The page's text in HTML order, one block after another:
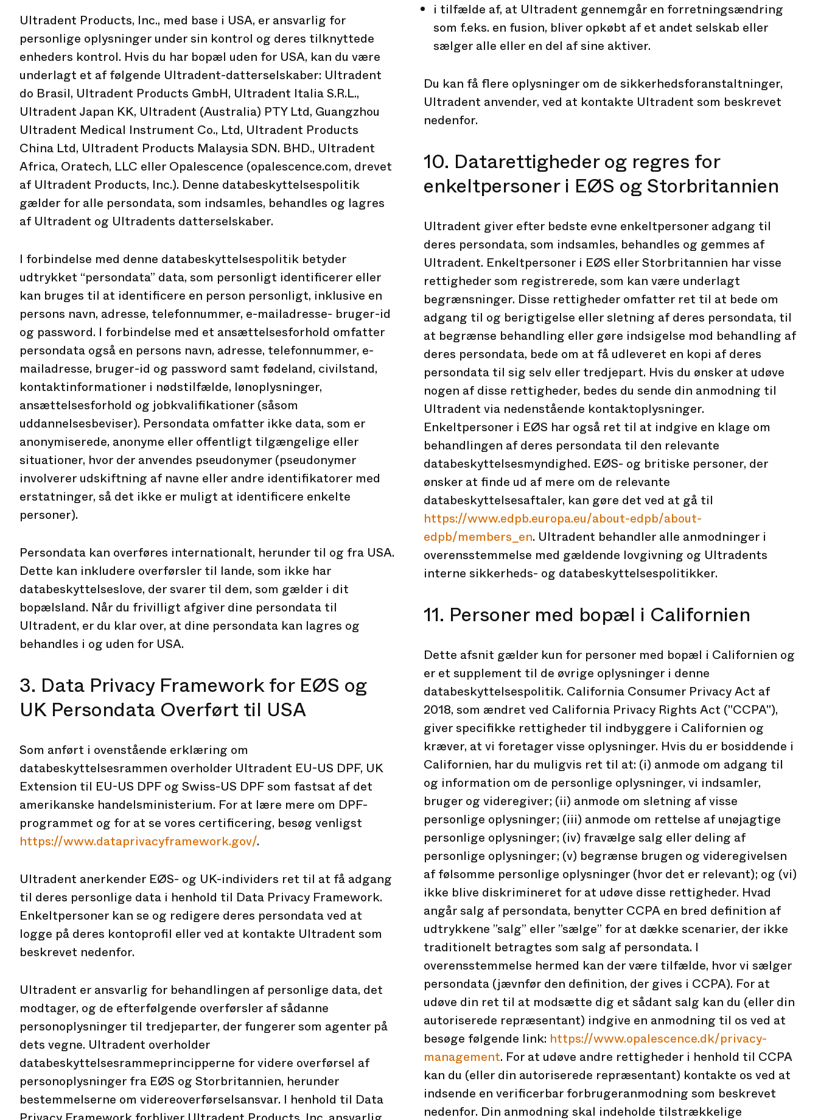
Ultradent Products, Inc., med base i USA, er ansvarlig for
personlige oplysninger under sin kontrol og deres tilknyttede
enheders kontrol. Hvis du har bopæl uden for USA, kan du være
underlagt et af følgende Ultradent-datterselskaber: Ultradent
do Brasil, Ultradent Products GmbH, Ultradent Italia S.R.L.,
Ultradent Japan KK, Ultradent (Australia) PTY Ltd, Guangzhou
Ultradent Medical Instrument Co., Ltd, Ultradent Products
China Ltd, Ultradent Products Malaysia SDN. BHD., Ultradent
Africa, Oratech, LLC eller Opalescence (opalescence.com, drevet
af Ultradent Products, Inc.). Denne databeskyttelsespolitik
gælder for alle persondata, som indsamles, behandles og lagres
af Ultradent og Ultradents datterselskaber.
I forbindelse med denne databeskyttelsespolitik betyder
udtrykket “persondata” data, som personligt identificerer eller
kan bruges til at identificere en person personligt, inklusive en
persons navn, adresse, telefonnummer, e-mailadresse- bruger-id
og password. I forbindelse med et ansættelsesforhold omfatter
persondata også en persons navn, adresse, telefonnummer, e-
mailadresse, bruger-id og password samt fødeland, civilstand,
kontaktinformationer i nødstilfælde, lønoplysninger,
ansættelsesforhold og jobkvalifikationer (såsom
uddannelsesbeviser). Persondata omfatter ikke data, som er
anonymiserede, anonyme eller offentligt tilgængelige eller
situationer, hvor der anvendes pseudonymer (pseudonymer
involverer udskiftning af navne eller andre identifikatorer med
erstatninger, så det ikke er muligt at identificere enkelte
personer).
Persondata kan overføres internationalt, herunder til og fra USA.
Dette kan inkludere overførsler til lande, som ikke har
databeskyttelseslove, der svarer til dem, som gælder i dit
bopælsland. Når du frivilligt afgiver dine persondata til
Ultradent, er du klar over, at dine persondata kan lagres og
behandles i og uden for USA.
3. Data Privacy Framework for EØS og
UK Persondata Overført til USA
Som anført i ovenstående erklæring om
databeskyttelsesrammen overholder Ultradent EU-US DPF, UK
Extension til EU-US DPF og Swiss-US DPF som fastsat af det
amerikanske handelsministerium. For at lære mere om DPF-
programmet og for at se vores certificering, besøg venligst
https://www.dataprivacyframework.gov/.
Ultradent anerkender EØS- og UK-individers ret til at få adgang
til deres personlige data i henhold til Data Privacy Framework.
Enkeltpersoner kan se og redigere deres persondata ved at
logge på deres kontoprofil eller ved at kontakte Ultradent som
beskrevet nedenfor.
Ultradent er ansvarlig for behandlingen af personlige data, det
modtager, og de efterfølgende overførsler af sådanne
personoplysninger til tredjeparter, der fungerer som agenter på
dets vegne. Ultradent overholder
databeskyttelsesrammeprincipperne for videre overførsel af
personoplysninger fra EØS og Storbritannien, herunder
bestemmelserne om videreoverførselsansvar. I henhold til Data
i tilfælde af, at Ultradent gennemgår en forretningsændring
som f.eks. en fusion, bliver opkøbt af et andet selskab eller
sælger alle eller en del af sine aktiver.
Du kan få flere oplysninger om de sikkerhedsforanstaltninger,
Ultradent anvender, ved at kontakte Ultradent som beskrevet
nedenfor.
10. Datarettigheder og regres for
enkeltpersoner i EØS og Storbritannien
Ultradent giver efter bedste evne enkeltpersoner adgang til
deres persondata, som indsamles, behandles og gemmes af
Ultradent. Enkeltpersoner i EØS eller Storbritannien har visse
rettigheder som registrerede, som kan være underlagt
begrænsninger. Disse rettigheder omfatter ret til at bede om
adgang til og berigtigelse eller sletning af deres persondata, til
at begrænse behandling eller gøre indsigelse mod behandling af
deres persondata, bede om at få udleveret en kopi af deres
persondata til sig selv eller tredjepart. Hvis du ønsker at udøve
nogen af disse rettigheder, bedes du sende din anmodning til
Ultradent via nedenstående kontaktoplysninger.
Enkeltpersoner i EØS har også ret til at indgive en klage om
behandlingen af deres persondata til den relevante
databeskyttelsesmyndighed. EØS- og britiske personer, der
ønsker at finde ud af mere om de relevante
databeskyttelsesaftaler, kan gøre det ved at gå til
https://www.edpb.europa.eu/about-edpb/about-
edpb/members_en. Ultradent behandler alle anmodninger i
overensstemmelse med gældende lovgivning og Ultradents
interne sikkerheds- og databeskyttelsespolitikker.
11. Personer med bopæl i Californien
Dette afsnit gælder kun for personer med bopæl i Californien og
er et supplement til de øvrige oplysninger i denne
databeskyttelsespolitik. California Consumer Privacy Act af
2018, som ændret ved California Privacy Rights Act ("CCPA"),
giver specifikke rettigheder til indbyggere i Californien og
kræver, at vi foretager visse oplysninger. Hvis du er bosiddende i
Californien, har du muligvis ret til at: (i) anmode om adgang til
og information om de personlige oplysninger, vi indsamler,
bruger og videregiver; (ii) anmode om sletning af visse
personlige oplysninger; (iii) anmode om rettelse af unøjagtige
personlige oplysninger; (iv) fravælge salg eller deling af
personlige oplysninger; (v) begrænse brugen og videregivelsen
af følsomme personlige oplysninger (hvor det er relevant); og (vi)
ikke blive diskrimineret for at udøve disse rettigheder. Hvad
angår salg af persondata, benytter CCPA en bred definition af
udtrykkene ”salg” eller ”sælge” for at dække scenarier, der ikke
traditionelt betragtes som salg af persondata. I
overensstemmelse hermed kan der være tilfælde, hvor vi sælger
persondata (jævnfør den definition, der gives i CCPA). For at
udøve din ret til at modsætte dig et sådant salg kan du (eller din
autoriserede repræsentant) indgive en anmodning til os ved at
besøge følgende link: https://www.opalescence.dk/privacy-
management. For at udøve andre rettigheder i henhold til CCPA
kan du (eller din autoriserede repræsentant) kontakte os ved at
indsende en verificerbar forbrugeranmodning som beskrevet
nedenfor. Din anmodning skal indeholde tilstrækkelige